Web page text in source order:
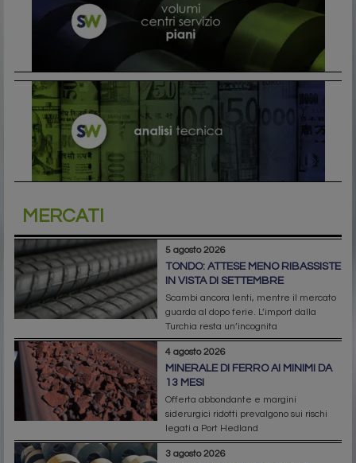
MERCATI
5 agosto 2026
TONDO: ATTESE MENO RIBASSISTE
IN VISTA DI SETTEMBRE
Scambi ancora lenti, mentre il mercato
guarda al dopo ferie. L’import dalla
Turchia resta un’incognita
4 agosto 2026
MINERALE DI FERRO AI MINIMI DA
13 MESI
Offerta abbondante e margini
siderurgici ridotti prevalgono sui rischi
legati a Port Hedland
3 agosto 2026